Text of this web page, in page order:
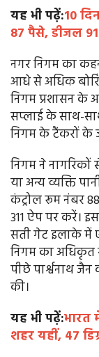
यह भी पढ़ें:10
87 पैसे, डीजल
नगर निगम का
आधे से अधिक
निगम प्रशासन के
सप्लाई के साथ-
निगम के टैंकरों के
निगम ने नागरिकों
या अन्य व्यक्ति
कंट्रोल रूम नंबर
311 ऐप पर करें।
सती गेट इलाके में
निगम का अधिकृत
पीछे पार्श्वनाथ
की।
यह भी पढ़ें:भारत
शहर यहीं, 47